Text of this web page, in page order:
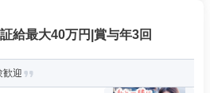
給最大40万円|賞与年3回
歓迎